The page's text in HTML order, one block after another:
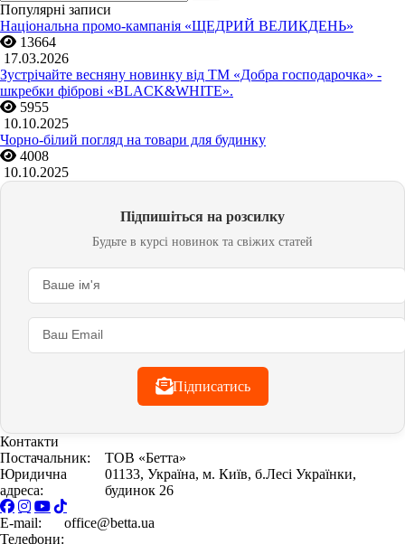
Популярні записи
Національна промо-кампанія «ЩЕДРИЙ ВЕЛИКДЕНЬ»
13664
17.03.2026
Зустрічайте весняну новинку від ТМ «Добра господарочка» -
шкребки фіброві «BLACK&WHITE».
5955
10.10.2025
Чорно-білий погляд на товари для будинку
4008
10.10.2025
Підпишіться на розсилку
Будьте в курсі новинок та свіжих статей
Підписатись
Контакти
Постачальник:
ТОВ «Бетта»
Юридична
адреса:
01133, Україна, м. Київ, б.Лесі Українки,
будинок 26
E-mail:
office@betta.ua
Телефони: